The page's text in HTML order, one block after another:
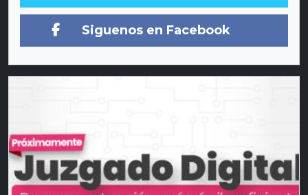
Siguenos en Facebook